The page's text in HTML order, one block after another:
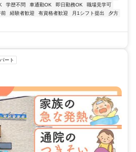
学歴不問 車通勤OK 即日勤務OK
職場見学可
前 経験者歓迎 有資格者歓迎 月1シフト提出
夕方
ート